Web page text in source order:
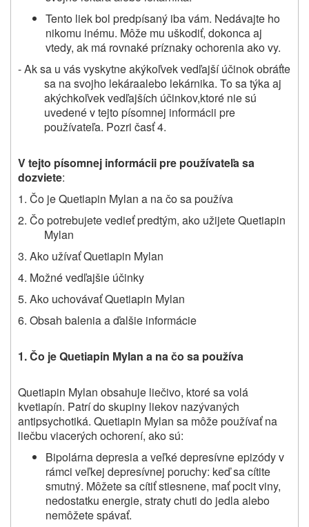
Tento liek bol predpísaný iba vám. Nedávajte ho
nikomu inému. Môže mu uškodiť, dokonca aj
vtedy, ak má rovnaké príznaky ochorenia ako vy.
- Aksa u vás vyskytneakýkoľvek vedľajší účinokobráťte
sa na svojho lekáraalebo lekárnika. To sa týka aj
akýchkoľvek vedľajších účinkov,ktoré nie sú
uvedené v tejto písomnej informácii pre
používateľa. Pozri časť 4.
V tejto písomnej informácii pre používateľa sa
dozviete:
1. Čo jeQuetiapin Mylan a na čo sa používa
2. Čo potrebujete vedieťpredtým, ako užijeteQuetiapin
Mylan
3. Ako užívaťQuetiapin Mylan
4. Možné vedľajšie účinky
5. Ako uchovávaťQuetiapin Mylan
6. Obsah balenia a ďalšie informácie
1. Čo jeQuetiapin Mylan a na čo sa používa
Quetiapin Mylan obsahuje liečivo, ktoré sa volá
kvetiapín. Patrí do skupiny liekov nazývaných
antipsychotiká. Quetiapin Mylan sa môže používať na
liečbu viacerých ochorení, ako sú:
Bipolárna depresia a veľké depresívne epizódy v
rámci veľkej depresívnej poruchy: keď sa cítite
smutný. Môžete sa cítiť stiesnene, mať pocit viny,
nedostatku energie, straty chuti do jedla alebo
nemôžete spávať.